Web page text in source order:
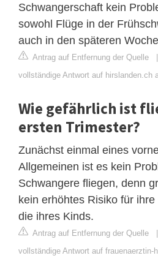
Schwangerschaft kein
sowohl Flüge in der
auch in den späteren
Antrag auf Entfernung der Quelle
vollständige Antwort auf hirslanden.ch
Wie gefährlich ist
ersten Trimester?
Zunächst einmal eines
Allgemeinen ist es kein
Schwangere fliegen, denn
kein erhöhtes Risiko für
die ihres Kinds.
Antrag auf Entfernung der Quelle
vollständige Antwort auf frauenaerztin-